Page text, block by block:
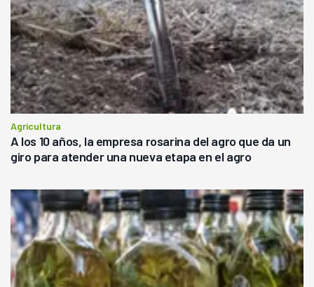
Agricultura
A los 10 años, la empresa rosarina del agro que da un
giro para atender una nueva etapa en el agro